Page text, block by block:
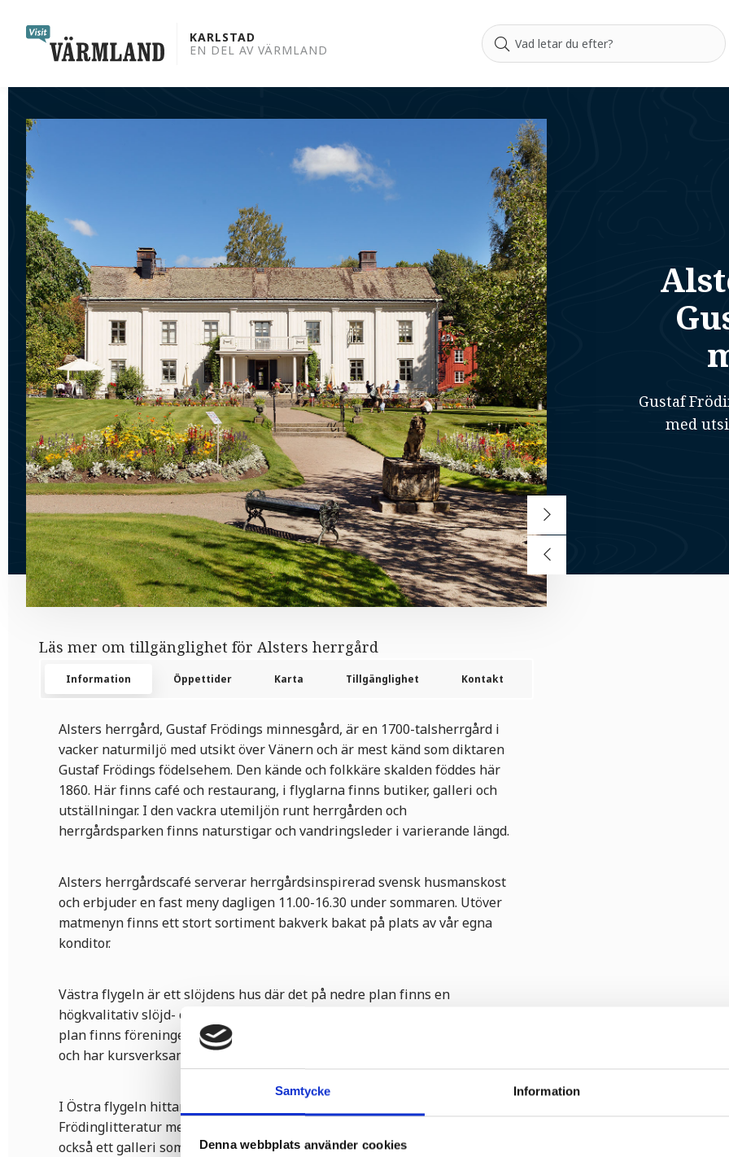
Samtycke Information
Denna webbplats använder cookies
content
KARLSTAD
EN DEL AV VÄRMLAND
Gustaf
med
Läs mer om tillgänglighet för Alsters herrgård
Information Öppettider Karta Tillgänglighet Kontakt
Alsters herrgård, Gustaf Frödings minnesgård, är en 1700-talsherrgård i
vacker naturmiljö med utsikt över Vänern och är mest känd som diktaren
Gustaf Frödings födelsehem. Den kände och folkkäre skalden föddes här
1860. Här finns café och restaurang, i flyglarna finns butiker, galleri och
utställningar. I den vackra utemiljön runt herrgården och
herrgårdsparken finns naturstigar och vandringsleder i varierande längd.
Alsters herrgårdscafé serverar herrgårdsinspirerad svensk husmanskost
och erbjuder en fast meny dagligen 11.00-16.30 under sommaren. Utöver
matmenyn finns ett stort sortiment bakverk bakat på plats av vår egna
konditor.
Västra flygeln är ett slöjdens hus där det på nedre plan finns en
högkvalitativ slöjd- och hantverksbutik med noga utvalda slöjdare. På övre
plan finns föreningen Länshemslöjden i Värmland som visar utställningar
och har kursverksamhet.
I Östra flygeln hittar du en herrgårdsbutik med framförallt
Frödinglitteratur men också souvenirer, mat och hantverk. I flygeln finns
också ett galleri som visar varierande konstutställningar under